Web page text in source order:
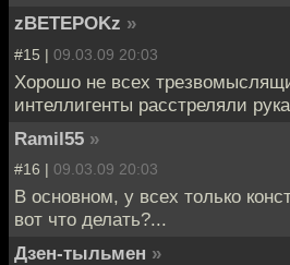
zBETEPOKz »
#15 | 09.03.09 20:03
Хорошо не всех
интеллигенты расстреляли
Ramil55 »
#16 | 09.03.09 20:03
В основном, у всех только
вот что делать?...
Дзен-тыльмен »